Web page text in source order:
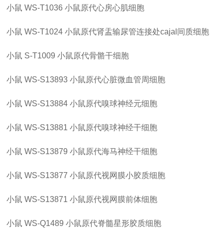
小鼠 WS-T1036 小鼠原代心房心肌细胞
小鼠 WS-T1024 小鼠原代肾盂输尿管连接处cajal间质细胞
小鼠 S-T1009 小鼠原代骨骼干细胞
小鼠 WS-S13893 小鼠原代心脏微血管周细胞
小鼠 WS-S13884 小鼠原代嗅球神经元细胞
小鼠 WS-S13881 小鼠原代嗅球神经干细胞
小鼠 WS-S13879 小鼠原代海马神经干细胞
小鼠 WS-S13877 小鼠原代视网膜小胶质细胞
小鼠 WS-S13871 小鼠原代视网膜前体细胞
小鼠 WS-Q1489 小鼠原代脊髓星形胶质细胞